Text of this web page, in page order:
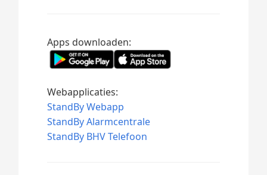
Apps downloaden:
Webapplicaties:
StandBy Webapp
StandBy Alarmcentrale
StandBy BHV Telefoon